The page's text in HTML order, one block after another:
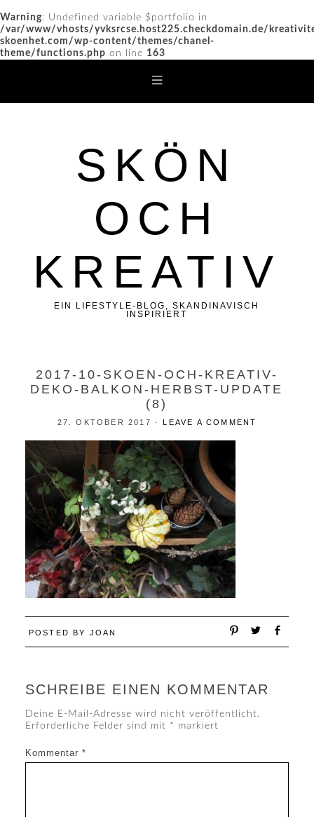
Warning: Undefined variable $portfolio in
/var/www/vhosts/yvksrcse.host225.checkdomain.de/
skoenhet.com/wp-content/themes/chanel-
theme/functions.php on line 163
SKÖN
OCH
KREATIV
EIN LIFESTYLE-BLOG, SKANDINAVISCH
INSPIRIERT
2017-10-SKOEN-OCH-KREATIV-
DEKO-BALKON-HERBST-UPDATE
(8)
27. OKTOBER 2017 ·LEAVE A COMMENT
POSTED BY JOAN
SCHREIBE EINEN KOMMENTAR
Deine E-Mail-Adresse wird nicht veröffentlicht.
Erforderliche Felder sind mit * markiert
Kommentar *